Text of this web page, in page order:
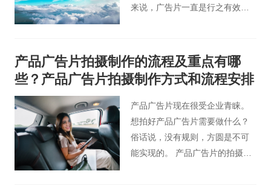
来说，广告片一直是行之有效的
广告片都可以通过视频惟妙惟肖
地把优势展示出去，对企业产
品、品牌形象起到至关重要的作
用。在进行广告片拍摄制作时，
很多公司基本都是会选择找专业
的拍摄公司来完成广告片的拍摄
制作，这时就涉及了广告片费用
产品广告片拍摄制作的流程及重点有哪
些？产品广告片拍摄制作方式和流程安排
产品广告片现在很受企业青睐。
想拍好产品广告片需要做什么？
俗话说，没有规则，方圆是不可
能实现的。 产品广告片的拍摄也